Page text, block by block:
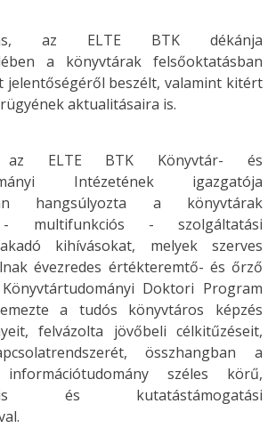
az ELTE BTK dékánja
a könyvtárak felsőoktatásban
beszélt, valamint kitért
aktualitásaira is.
ELTE BTK Könyvtár- és
Intézetének igazgatója
hangsúlyozta a könyvtárak
- multifunkciós - szolgáltatási
kihívásokat, melyek szerves
évezredes értékteremtő- és őrző
Doktori Program
a tudós könyvtáros képzés
felvázolta jövőbeli célkitűzéseit,
összhangban a
széles körű,
és kutatástámogatási